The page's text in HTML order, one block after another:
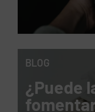
BLOG
¿Puede